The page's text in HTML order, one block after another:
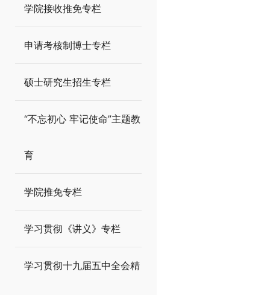
学院接收推免专栏
申请考核制博士专栏
硕士研究生招生专栏
“不忘初心 牢记使命”主题教
育
学院推免专栏
学习贯彻《讲义》专栏
学习贯彻十九届五中全会精